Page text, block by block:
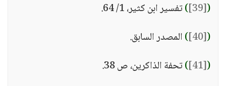
(
[39]
)تفسير ابن كثير، 1/ 64.
(
[40]
)المصدر السابق.
(
[41]
)تحفة الذاكرين، ص 38.